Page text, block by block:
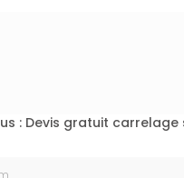
: Devis gratuit carrelage